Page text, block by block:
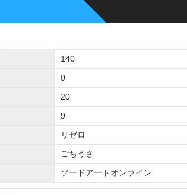
140
0
20
9
リゼロ
ごちうさ
ソードアートオンライン